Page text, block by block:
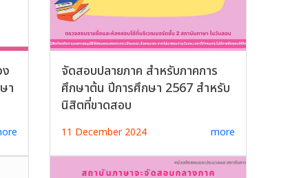
า
จัดสอบปลายภาค สำหรับภาคการ
ศึกษาต้น ปีการศึกษา 2567 สำหรับ
นิสิตที่ขาดสอบ
11 December 2024 more